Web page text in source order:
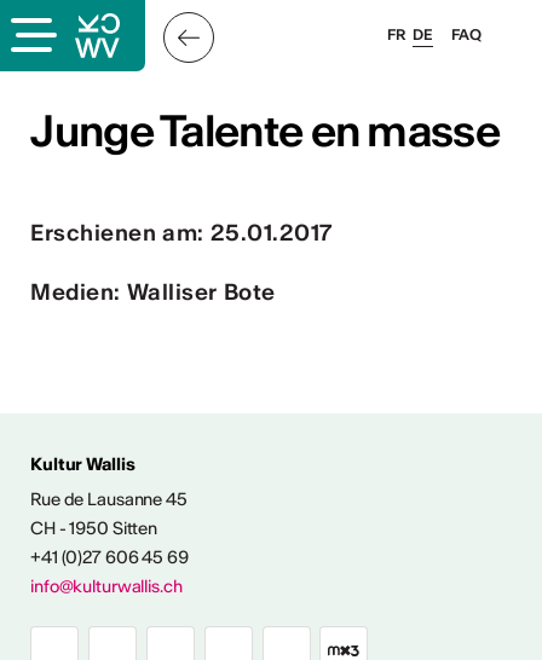
FAQ
FR DE
Junge Talente en masse
Junge Talente en masse
Erschienen am: 25.01.2017
Medien: Walliser Bote
Kultur Wallis
Rue de Lausanne 45
CH - 1950 Sitten
+41 (0)27 606 45 69
info@kulturwallis.ch